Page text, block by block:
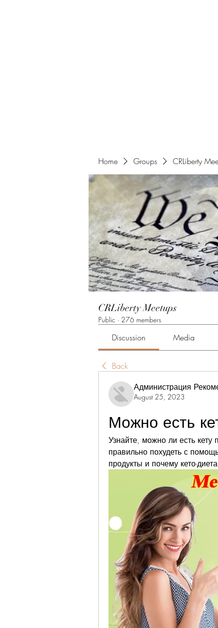
Home Groups CRLiberty
CRLiberty Meetups
Public · 276 members
Discussion Media
Back
Администрация
August 25, 2023
Можно есть
Узнайте, можно ли есть
правильно похудеть с
продукты и почему кето-